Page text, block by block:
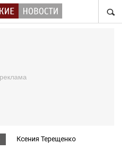
Ксения Терещенко